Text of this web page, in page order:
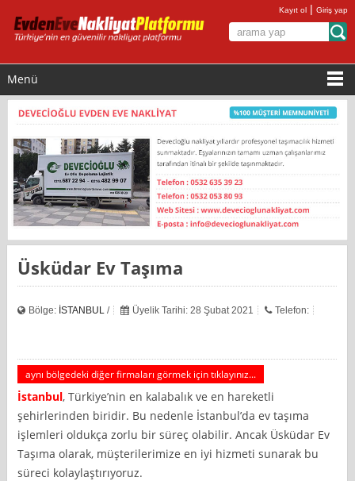
Kayıt ol |Giriş yap
Menü
Üsküdar Ev Taşıma
Bölge: İSTANBUL / Üyelik Tarihi: 28 Şubat 2021 Telefon:
aynı bölgedeki diğer firmaları görmek için tıklayınız...
İstanbul, Türkiye’nin en kalabalık ve en hareketli
şehirlerinden biridir. Bu nedenle İstanbul’da ev taşıma
işlemleri oldukça zorlu bir süreç olabilir. Ancak Üsküdar Ev
Taşıma olarak, müşterilerimize en iyi hizmeti sunarak bu
süreci kolaylaştırıyoruz.